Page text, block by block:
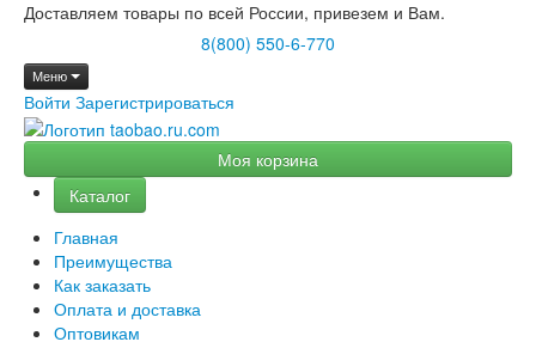
Доставляем товары по всей России, привезем и Вам.
8(800) 550-6-770
Меню
Войти Зарегистрироваться
Моя корзина
Каталог
Главная
Преимущества
Как заказать
Оплата и доставка
Оптовикам